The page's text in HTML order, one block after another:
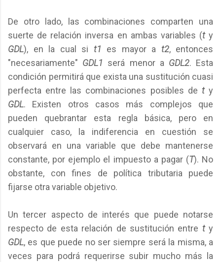
De otro lado, las combinaciones comparten una
suerte de relación inversa en ambas variables (ty
GDL), en la cual si t1 es mayor a t2, entonces
"necesariamente" GDL1 será menor a GDL2. Esta
condición permitirá que exista una sustitución cuasi
perfecta entre las combinaciones posibles de ty
GDL. Existen otros casos más complejos que
pueden quebrantar esta regla básica, pero en
cualquier caso, la indiferencia en cuestión se
observará en una variable que debe mantenerse
constante, por ejemplo el impuesto a pagar (T). No
obstante, con fines de política tributaria puede
fijarse otra variable objetivo.
Un tercer aspecto de interés que puede notarse
respecto de esta relación de sustitución entre t y
GDL, es que puede no ser siempre será la misma, a
veces para podrá requerirse subir mucho más la